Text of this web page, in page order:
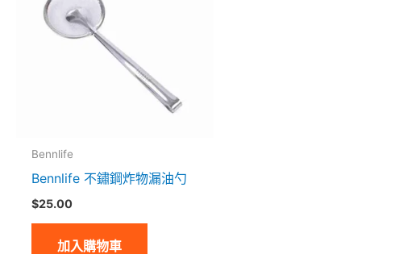
Bennlife
Bennlife 不鏽鋼炸物漏油勺
$25.00
加入購物車